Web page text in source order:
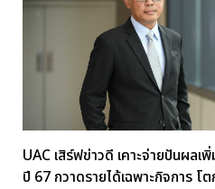
UAC เสิร์ฟข่าวดี เคาะจ่ายปันผล
ปี 67 กวาดรายได้เฉพาะกิจการ โ